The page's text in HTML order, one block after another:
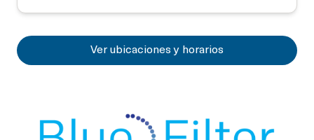
Ver ubicaciones y horarios